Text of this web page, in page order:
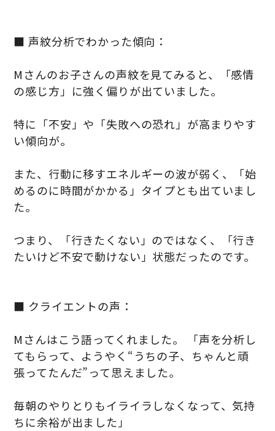
■ 声紋分析でわかった傾向：
Mさんのお子さんの声紋を見てみると、「感情
の感じ方」に強く偏りが出ていました。
特に「不安」や「失敗への恐れ」が高まりやす
い傾向が。
また、行動に移すエネルギーの波が弱く、「始
めるのに時間がかかる」タイプとも出ていまし
た。
つまり、「行きたくない」のではなく、「行き
たいけど不安で動けない」状態だったのです。
■ クライエントの声：
Mさんはこう語ってくれました。 「声を分析し
てもらって、ようやく“うちの子、ちゃんと頑
張ってたんだ”って思えました。
毎朝のやりとりもイライラしなくなって、気持
ちに余裕が出ました」